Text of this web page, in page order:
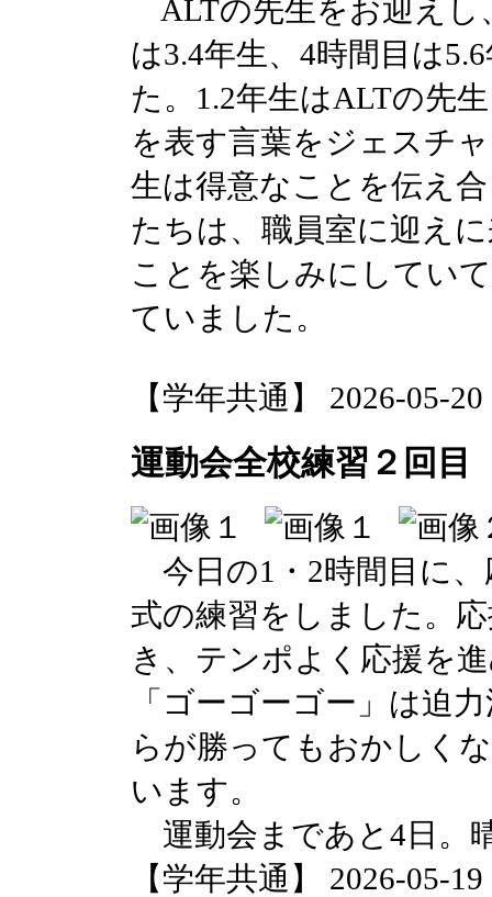
ALTの先生をお迎えし
は3.4年生、4時間目は
た。1.2年生はALTの先
を表す言葉をジェスチ
生は得意なことを伝え
たちは、職員室に迎え
ことを楽しみにしてい
ていました。
【学年共通】 2026-05-
運動会全校練習２回目
今日の1・2時間目に、
式の練習をしました。
き、テンポよく応援を
「ゴーゴーゴー」は迫
らが勝ってもおかしく
います。
運動会まであと4日。
【学年共通】 2026-05-